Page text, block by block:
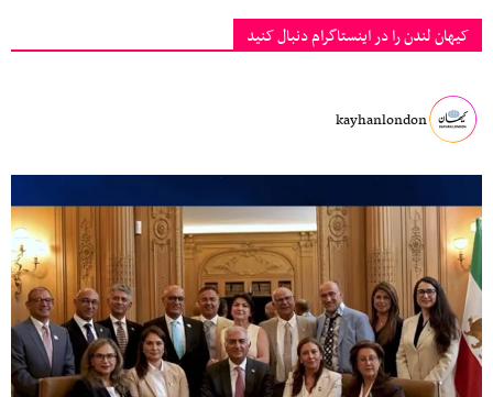
کیهان لندن را در اینستاگرام دنبال کنید
kayhanlondon